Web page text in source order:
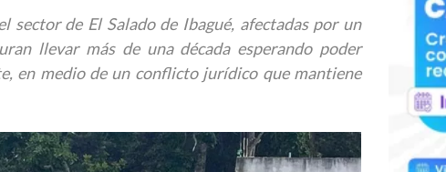
sector de El Salado de Ibagué, afectadas por un
llevar más de una década esperando poder
en medio de un conflicto jurídico que mantiene